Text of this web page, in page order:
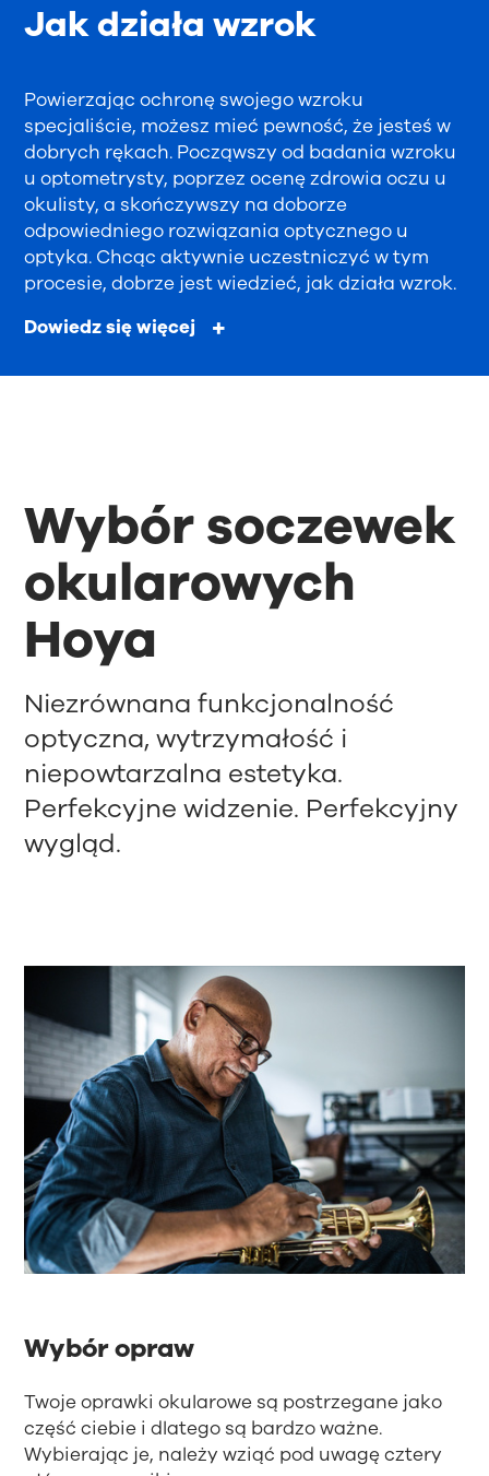
Jak działa wzrok
Powierzając ochronę swojego wzroku
specjaliście, możesz mieć pewność, że jesteś w
dobrych rękach. Począwszy od badania wzroku
u optometrysty, poprzez ocenę zdrowia oczu u
okulisty, a skończywszy na doborze
odpowiedniego rozwiązania optycznego u
optyka. Chcąc aktywnie uczestniczyć w tym
procesie, dobrze jest wiedzieć, jak działa wzrok.
Dowiedz się więcej
Wybór soczewek
okularowych
Hoya
Niezrównana funkcjonalność
optyczna, wytrzymałość i
niepowtarzalna estetyka.
Perfekcyjne widzenie. Perfekcyjny
wygląd.
Wybór opraw
Twoje oprawki okularowe są postrzegane jako
część ciebie i dlatego są bardzo ważne.
Wybierając je, należy wziąć pod uwagę cztery